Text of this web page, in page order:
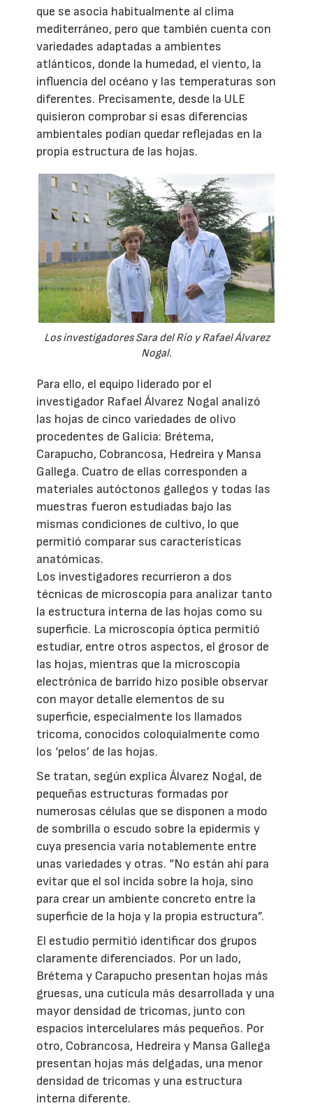
que se asocia habitualmente al clima
mediterráneo, pero que también cuenta con
variedades adaptadas a ambientes
atlánticos, donde la humedad, el viento, la
influencia del océano y las temperaturas son
diferentes. Precisamente, desde la ULE
quisieron comprobar si esas diferencias
ambientales podían quedar reflejadas en la
propia estructura de las hojas.
Los investigadores Sara del Río y Rafael Álvarez
Nogal.
Para ello, el equipo liderado por el
investigador Rafael Álvarez Nogal analizó
las hojas de cinco variedades de olivo
procedentes de Galicia: Brétema,
Carapucho, Cobrancosa, Hedreira y Mansa
Gallega. Cuatro de ellas corresponden a
materiales autóctonos gallegos y todas las
muestras fueron estudiadas bajo las
mismas condiciones de cultivo, lo que
permitió comparar sus características
anatómicas.
Los investigadores recurrieron a dos
técnicas de microscopía para analizar tanto
la estructura interna de las hojas como su
superficie. La microscopía óptica permitió
estudiar, entre otros aspectos, el grosor de
las hojas, mientras que la microscopía
electrónica de barrido hizo posible observar
con mayor detalle elementos de su
superficie, especialmente los llamados
tricoma, conocidos coloquialmente como
los ‘pelos’ de las hojas.
Se tratan, según explica Álvarez Nogal, de
pequeñas estructuras formadas por
numerosas células que se disponen a modo
de sombrilla o escudo sobre la epidermis y
cuya presencia varía notablemente entre
unas variedades y otras. “No están ahí para
evitar que el sol incida sobre la hoja, sino
para crear un ambiente concreto entre la
superficie de la hoja y la propia estructura”.
El estudio permitió identificar dos grupos
claramente diferenciados. Por un lado,
Brétema y Carapucho presentan hojas más
gruesas, una cutícula más desarrollada y una
mayor densidad de tricomas, junto con
espacios intercelulares más pequeños. Por
otro, Cobrancosa, Hedreira y Mansa Gallega
presentan hojas más delgadas, una menor
densidad de tricomas y una estructura
interna diferente.